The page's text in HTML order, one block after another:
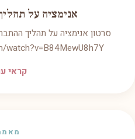
אנימציה על
סרטון אנימציה על תהליך
watch?v=B84MewU8h7Y
קראי